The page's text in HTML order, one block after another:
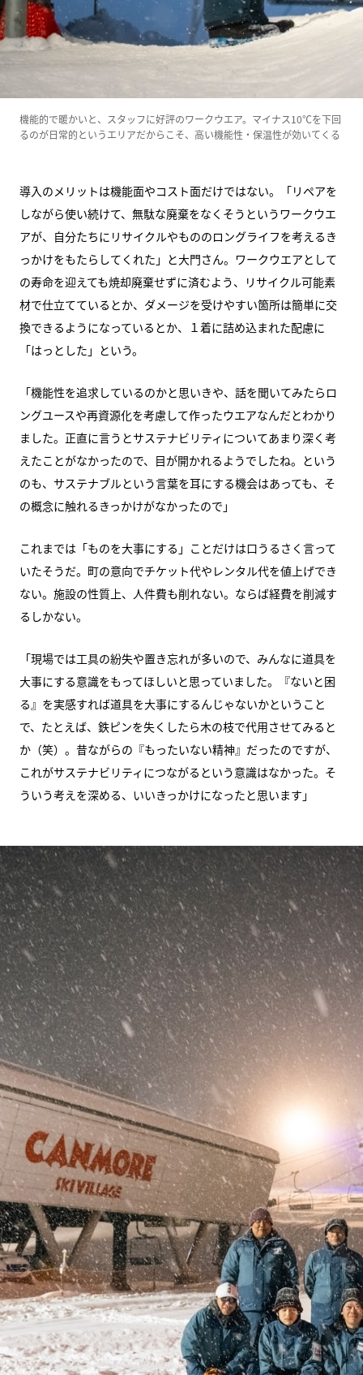
機能的で暖かいと、スタッフに好評のワークウエア。マイナス10℃を下回
るのが日常的というエリアだからこそ、高い機能性・保温性が効いてくる
導入のメリットは機能面やコスト面だけではない。「リペアを
しながら使い続けて、無駄な廃棄をなくそうというワークウエ
アが、自分たちにリサイクルやもののロングライフを考えるき
っかけをもたらしてくれた」と大門さん。ワークウエアとして
の寿命を迎えても焼却廃棄せずに済むよう、リサイクル可能素
材で仕立てているとか、ダメージを受けやすい箇所は簡単に交
換できるようになっているとか、１着に詰め込まれた配慮に
「はっとした」という。
「機能性を追求しているのかと思いきや、話を聞いてみたらロ
ングユースや再資源化を考慮して作ったウエアなんだとわかり
ました。正直に言うとサステナビリティについてあまり深く考
えたことがなかったので、目が開かれるようでしたね。という
のも、サステナブルという言葉を耳にする機会はあっても、そ
の概念に触れるきっかけがなかったので」
これまでは「ものを大事にする」ことだけは口うるさく言って
いたそうだ。町の意向でチケット代やレンタル代を値上げでき
ない。施設の性質上、人件費も削れない。ならば経費を削減す
るしかない。
「現場では工具の紛失や置き忘れが多いので、みんなに道具を
大事にする意識をもってほしいと思っていました。『ないと困
る』を実感すれば道具を大事にするんじゃないかということ
で、たとえば、鉄ピンを失くしたら木の枝で代用させてみると
か（笑）。昔ながらの『もったいない精神』だったのですが、
これがサステナビリティにつながるという意識はなかった。そ
ういう考えを深める、いいきっかけになったと思います」